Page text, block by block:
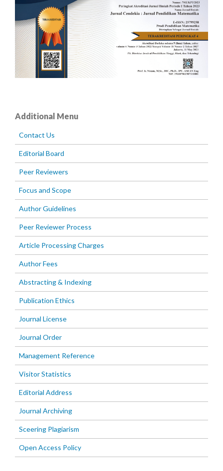
Additional Menu
Contact Us
Editorial Board
Peer Reviewers
Focus and Scope
Author Guidelines
Peer Reviewer Process
Article Processing Charges
Author Fees
Abstracting & Indexing
Publication Ethics
Journal License
Journal Order
Management Reference
Visitor Statistics
Editorial Address
Journal Archiving
Sceering Plagiarism
Open Access Policy